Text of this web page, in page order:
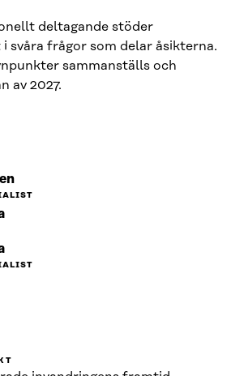
deltagande stöder
svåra frågor som delar åsikterna.
sammanställs och
av 2027.